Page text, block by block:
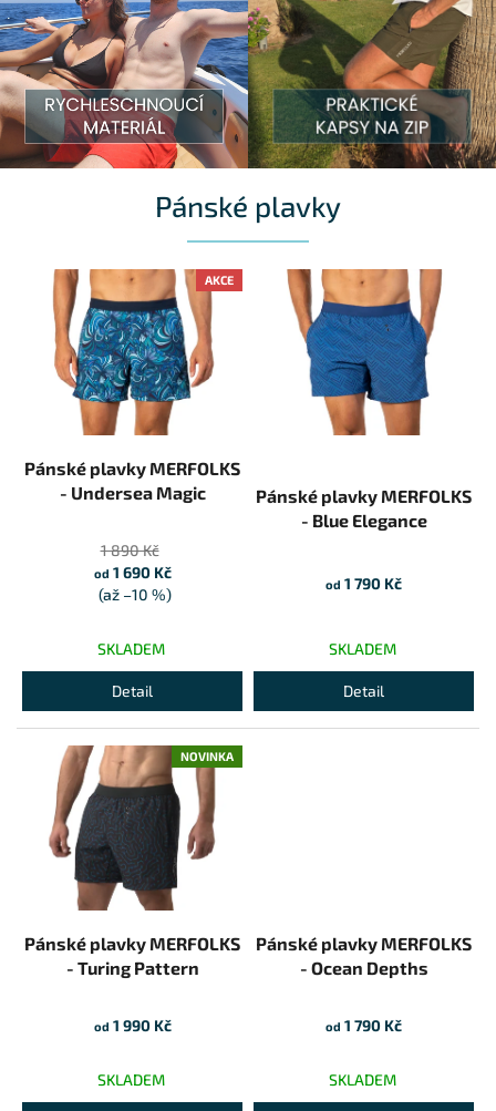
MERFOLKS – Pánské plavky, které
Pánské plavky
AKCE
Pánské plavky MERFOLKS
- Undersea Magic
1 890 Kč
od 1 690 Kč
(až –10 %)
SKLADEM
Detail
Pánské plavky MERFOLKS
- Blue Elegance
od 1 790 Kč
SKLADEM
Detail
NOVINKA
Pánské plavky MERFOLKS
- Turing Pattern
od 1 990 Kč
SKLADEM
Pánské plavky MERFOLKS
- Ocean Depths
od 1 790 Kč
SKLADEM